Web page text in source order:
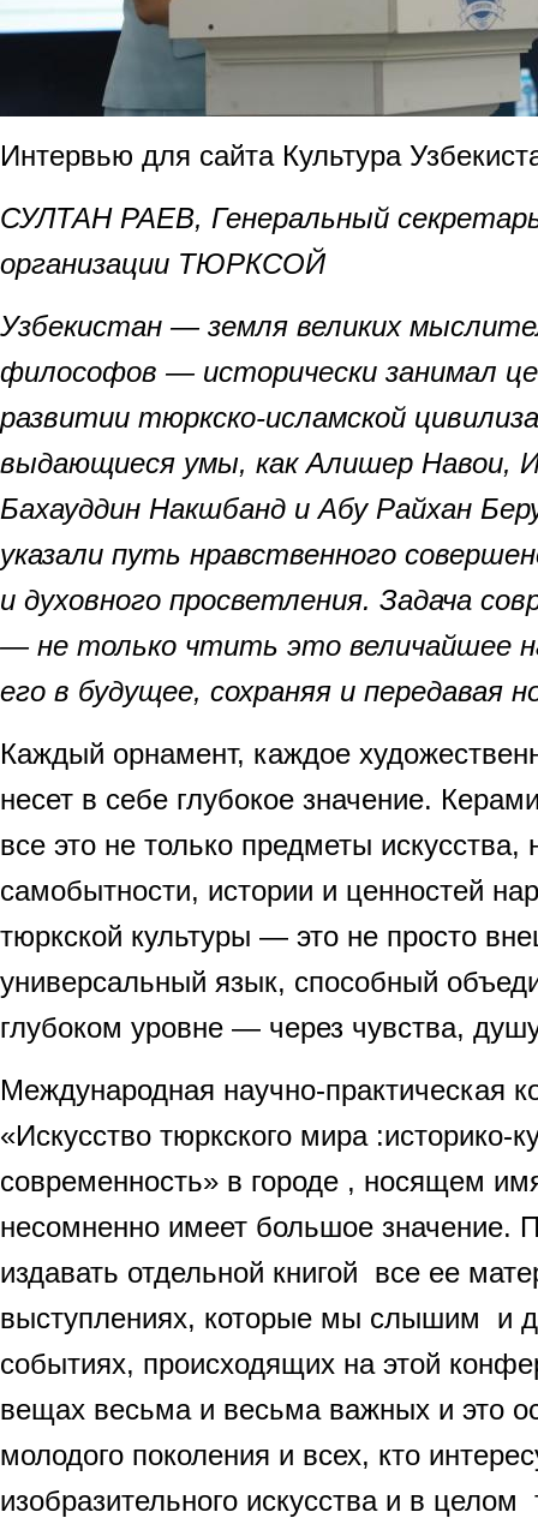
Интервью для сайта Культура
СУЛТАН РАЕВ, Генеральный
организации ТЮРКСОЙ
Узбекистан — земля великих
философов — исторически занимал
развитии тюркско-исламской
выдающиеся умы, как Алишер Навои,
Бахауддин Накшбанд и Абу Райхан
указали путь нравственного
и духовного просветления. Задача
— не только чтить это величайшее
его в будущее, сохраняя и передавая
Каждый орнамент, каждое
несет в себе глубокое значение.
все это не только предметы
самобытности, истории и ценностей
тюркской культуры — это не просто
универсальный язык, способный
глубоком уровне — через чувства,
Международная научно-практическая
«Искусство тюркского мира :историко-
современность» в городе , носящем
несомненно имеет большое
издавать отдельной книгой все ее
выступлениях, которые мы слышим и
событиях, происходящих на этой
вещах весьма и весьма важных и это
молодого поколения и всех, кто
изобразительного искусства и в целом